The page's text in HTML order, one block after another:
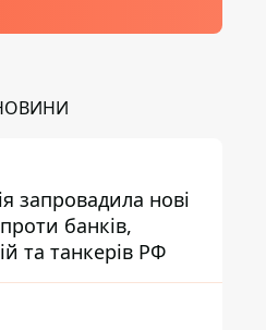
запровадила нові
проти банків,
та танкерів РФ